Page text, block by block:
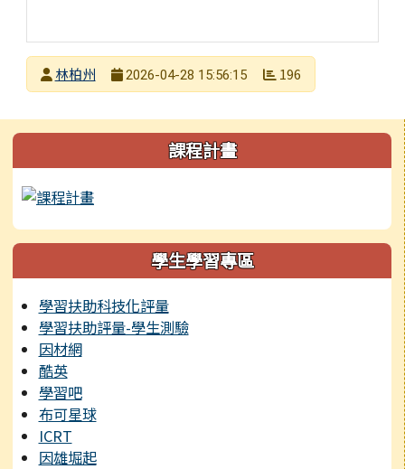
發布者林柏州
2026-04-28 15:56:15 196
左邊區域內容 課程計畫
學生學習專區
學習扶助科技化評量
學習扶助評量-學生測驗
因材網
酷英
學習吧
布可星球
ICRT
因雄堀起